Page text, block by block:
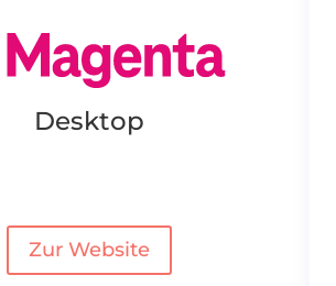
Desktop
Zur Website